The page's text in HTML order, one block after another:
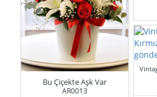
Bu Çiçekte Aşk Var
AR0013